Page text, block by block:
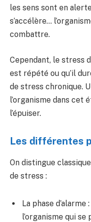
les sens sont en
s’accélère…
combattre.
Cependant, le stress
est répété ou qu’il
de stress chronique.
l’organisme dans cet
l’épuiser.
Les différentes
On distingue
de stress :
La phase
l’organisme qui